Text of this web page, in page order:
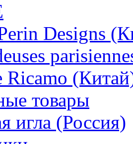
Designs
Ricamo
товары
игла (Россия)